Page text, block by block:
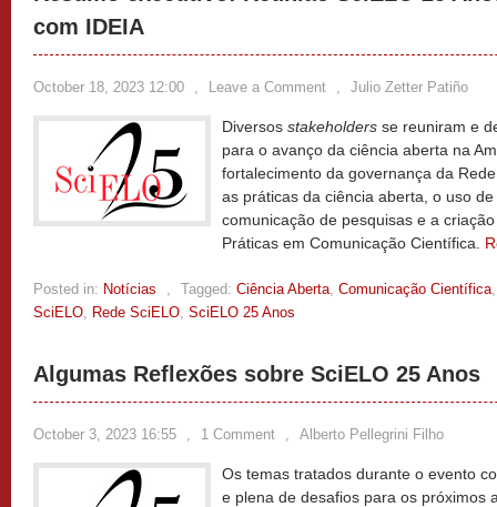
com IDEIA
October 18, 2023 12:00 , Leave a Comment , Julio Zetter Patiño
Diversos stakeholders se reuniram e
para o avanço da ciência aberta na
fortalecimento da governança da
as práticas da ciência aberta, o uso
comunicação de pesquisas e a
Práticas em Comunicação Científica.
Posted in: Notícias , Tagged: Ciência Aberta, Comunicação Científica
SciELO, Rede SciELO, SciELO 25 Anos
Algumas Reflexões sobre SciELO 25 Anos
October 3, 2023 16:55 , 1 Comment , Alberto Pellegrini Filho
Os temas tratados durante o evento
e plena de desafios para os próximos